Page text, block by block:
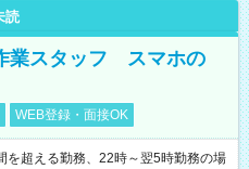
読
業スタッフ スマホの
WEB登録・面接OK
超える勤務、22時～翌5時勤務の場